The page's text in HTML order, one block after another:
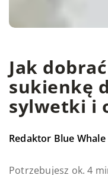
Jak
sukienkę
sylwetki i
Redaktor Blue Whale
Potrzebujesz ok. 4